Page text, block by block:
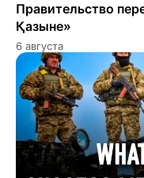
Правительство
Қазыне»
6 августа